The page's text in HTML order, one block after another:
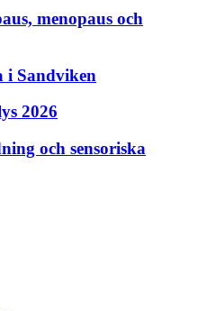
menopaus och
i Sandviken
2026
och sensoriska